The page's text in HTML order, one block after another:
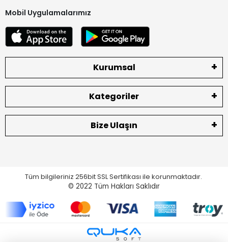
Mobil Uygulamalarımız
Kurumsal
Kategoriler
Bize Ulaşın
Tüm bilgileriniz 256bit SSL Sertifikası ile korunmaktadır.
© 2022 Tüm Hakları Saklıdır